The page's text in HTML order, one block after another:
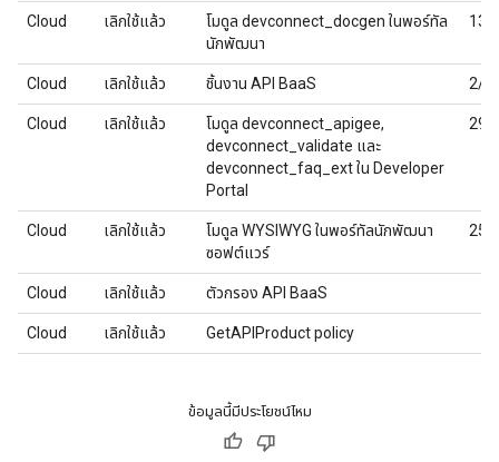
Cloud เลิกใช้แล้ว
โมดูล devconnect_docgen ในพอร์ทัล
นักพัฒนา
13/
Cloud เลิกใช้แล้ว ชิ้นงาน API BaaS 2/
Cloud เลิกใช้แล้ว
โมดูล devconnect_apigee,
devconnect_validate และ
devconnect_faq_ext ใน Developer
Portal
29/
Cloud เลิกใช้แล้ว
โมดูล WYSIWYG ในพอร์ทัลนักพัฒนา
ซอฟต์แวร์
25/
Cloud เลิกใช้แล้ว ตัวกรอง API BaaS
Cloud เลิกใช้แล้ว GetAPIProduct policy
ข้อมูลนี้มีประโยชน์ไหม